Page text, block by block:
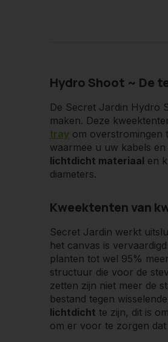
Meerdere
De Secret Jardin Hydro
zowel verticaal als
oftwel de Secret Jardin
kweekoppervlakte heeft,
Hydro Shoot ~ De
De Secret Jardin Hydro
maken. Deze
trayom overstromingen
waarmee u uw kabels
lichtdicht materiaal en
diameters.
Kweektenten van
Secret Jardin werkt
het canvas is
planten tot wel 95%
structuur die voor de
zetten zijn niet meer de
bestand tegen
lichtdicht te zijn, dit is
om er voor te zorgen